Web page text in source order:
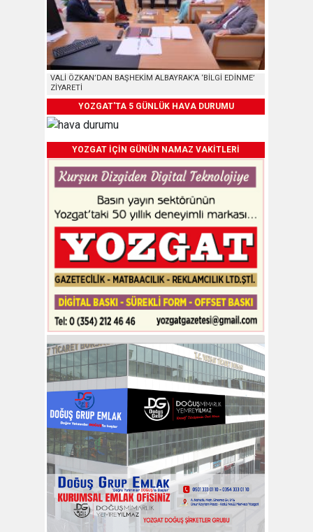
VALİ ÖZKAN’DAN BAŞHEKİM ALBAYRAK’A ‘BİLGİ EDİNME’
ZİYARETİ
YOZGAT'TA 5 GÜNLÜK HAVA DURUMU
YOZGAT İÇİN GÜNÜN NAMAZ VAKİTLERİ